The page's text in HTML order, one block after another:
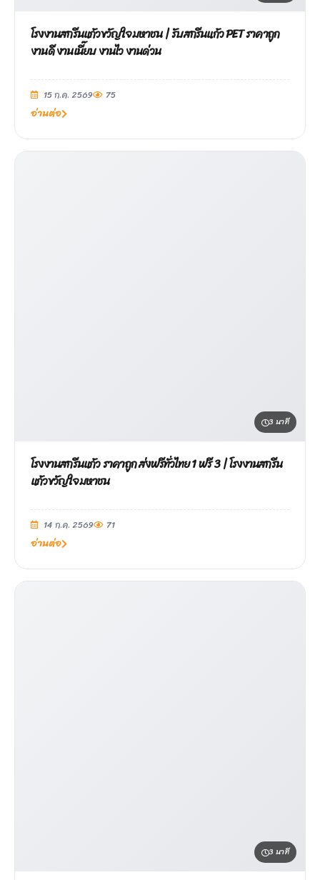
โรงงานสกรีนแก้วขวัญใจมหาชน | รับสกรีนแก้ว PET ราคาถูก
งานดี งานเนี๊ยบ งานไว งานด่วน
15 ก.ค. 2569 75
อ่านต่อ
3 นาที
โรงงานสกรีนแก้ว ราคาถูก ส่งฟรีทั่วไทย 1 ฟรี 3 | โรงงานสกรีน
แก้วขวัญใจมหาชน
14 ก.ค. 2569 71
อ่านต่อ
3 นาที